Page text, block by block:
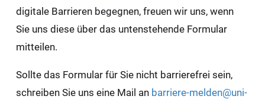
digitale Barrieren begegnen, freuen wir uns, wenn
Sie uns diese über das untenstehende Formular
mitteilen.
Sollte das Formular für Sie nicht barrierefrei sein,
schreiben Sie uns eine Mail an barriere-melden@uni-